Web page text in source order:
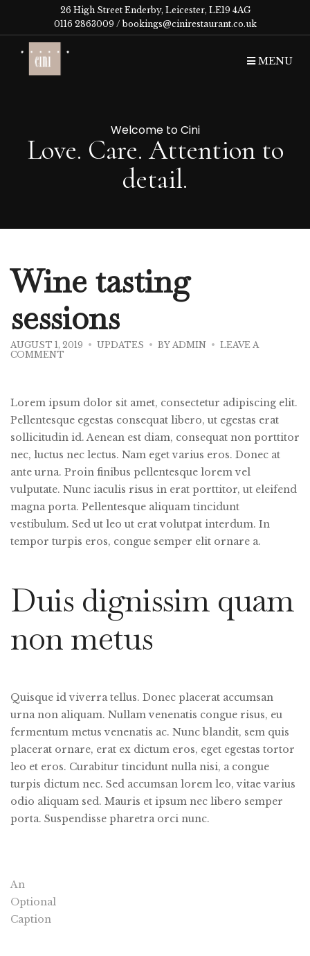
26 High Street Enderby, Leicester, LE19 4AG
0116 2863009 / bookings@cinirestaurant.co.uk
MENU
Welcome to Cini
Love. Care. Attention to
detail.
Wine tasting
sessions
AUGUST 1, 2019 UPDATES BY ADMIN
LEAVE A
COMMENT
Lorem ipsum dolor sit amet, consectetur adipiscing elit.
Pellentesque egestas consequat libero, ut egestas erat
sollicitudin id. Aenean est diam, consequat non porttitor
nec, luctus nec lectus. Nam eget varius eros. Donec at
ante urna. Proin finibus pellentesque lorem vel
vulputate. Nunc iaculis risus in erat porttitor, ut eleifend
magna porta. Pellentesque aliquam tincidunt
vestibulum. Sed ut leo ut erat volutpat interdum. In
tempor turpis eros, congue semper elit ornare a.
Duis dignissim quam
non metus
Quisque id viverra tellus. Donec placerat accumsan
urna non aliquam. Nullam venenatis congue risus, eu
fermentum metus venenatis ac. Nunc blandit, sem quis
placerat ornare, erat ex dictum eros, eget egestas tortor
leo et eros. Curabitur tincidunt nulla nisi, a congue
turpis dictum nec. Sed accumsan lorem leo, vitae varius
odio aliquam sed. Mauris et ipsum nec libero semper
porta. Suspendisse pharetra orci nunc.
An
Optional
Caption